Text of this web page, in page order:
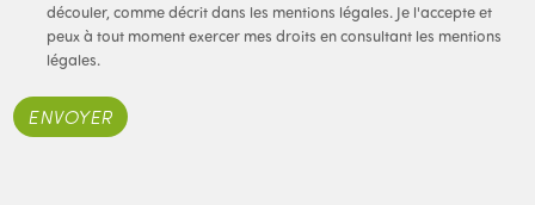
découler, comme décrit dans les mentions légales. Je l'accepte et
peux à tout moment exercer mes droits en consultant les mentions
légales.
ENVOYER